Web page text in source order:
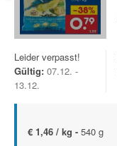
Leider verpasst!
Gültig: 07.12. -
13.12.
€ 1,46 / kg - 540 g